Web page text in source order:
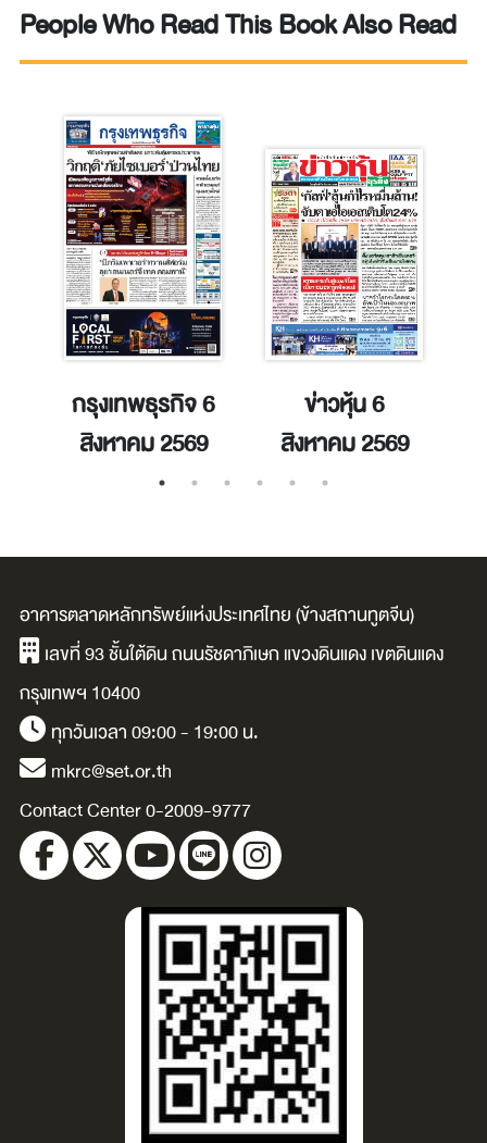
People Who Read This Book Also Read
กรุงเทพธุรกิจ 6
สิงหาคม 2569
ข่าวหุ้น 6
สิงหาคม 2569
อาคารตลาดหลักทรัพย์แห่งประเทศไทย (ข้างสถานทูตจีน)
เลขที่ 93 ชั้นใต้ดิน ถนนรัชดาภิเษก แขวงดินแดง เขตดินแดง
กรุงเทพฯ 10400
ทุกวันเวลา 09:00 - 19:00 น.
mkrc@set.or.th
Contact Center 0-2009-9777